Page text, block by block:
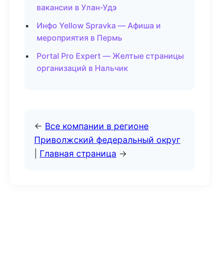
вакансии в Улан-Удэ
Инфо Yellow Spravka — Афиша и
мероприятия в Пермь
Portal Pro Expert — Желтые страницы
организаций в Нальчик
← Все компании в регионе
Приволжский федеральный округ
Главная страница →